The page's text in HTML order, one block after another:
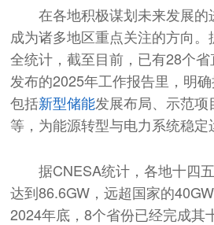
在各地积极谋划未来发展
成为诸多地区重点关注的方向
全统计，截至目前，已有28个
发布的2025年工作报告里，明确
包括新型储能发展布局、示范
等，为能源转型与电力系统稳定
据CNESA统计，各地十四
达到86.6GW，远超国家的
2024年底，8个省份已经完成其